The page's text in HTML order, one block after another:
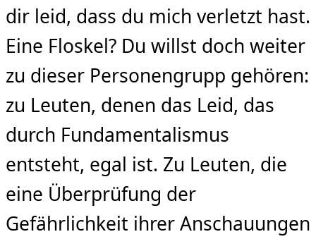
dir leid, dass du mich verletzt hast.
Eine Floskel? Du willst doch weiter
zu dieser Personengrupp gehören:
zu Leuten, denen das Leid, das
durch Fundamentalismus
entsteht, egal ist. Zu Leuten, die
eine Überprüfung der
Gefährlichkeit ihrer Anschauungen